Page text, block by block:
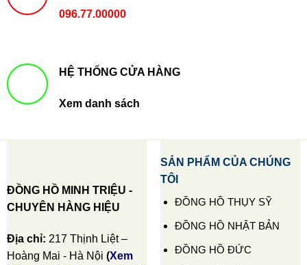
096.77.00000
HỆ THỐNG CỬA HÀNG
Xem danh sách
ĐỒNG HỒ MINH TRIỆU -
CHUYÊN HÀNG HIỆU
Địa chỉ: 217 Thịnh Liệt –
Hoàng Mai - Hà Nội (Xem
SẢN PHẨM CỦA CHÚNG
TÔI
ĐỒNG HỒ THỤY SỸ
ĐỒNG HỒ NHẬT BẢN
ĐỒNG HỒ ĐỨC